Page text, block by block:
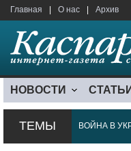
Главная О нас Архив
НОВОСТИ СТАТЬИ
ТЕМЫ ВОЙНА В